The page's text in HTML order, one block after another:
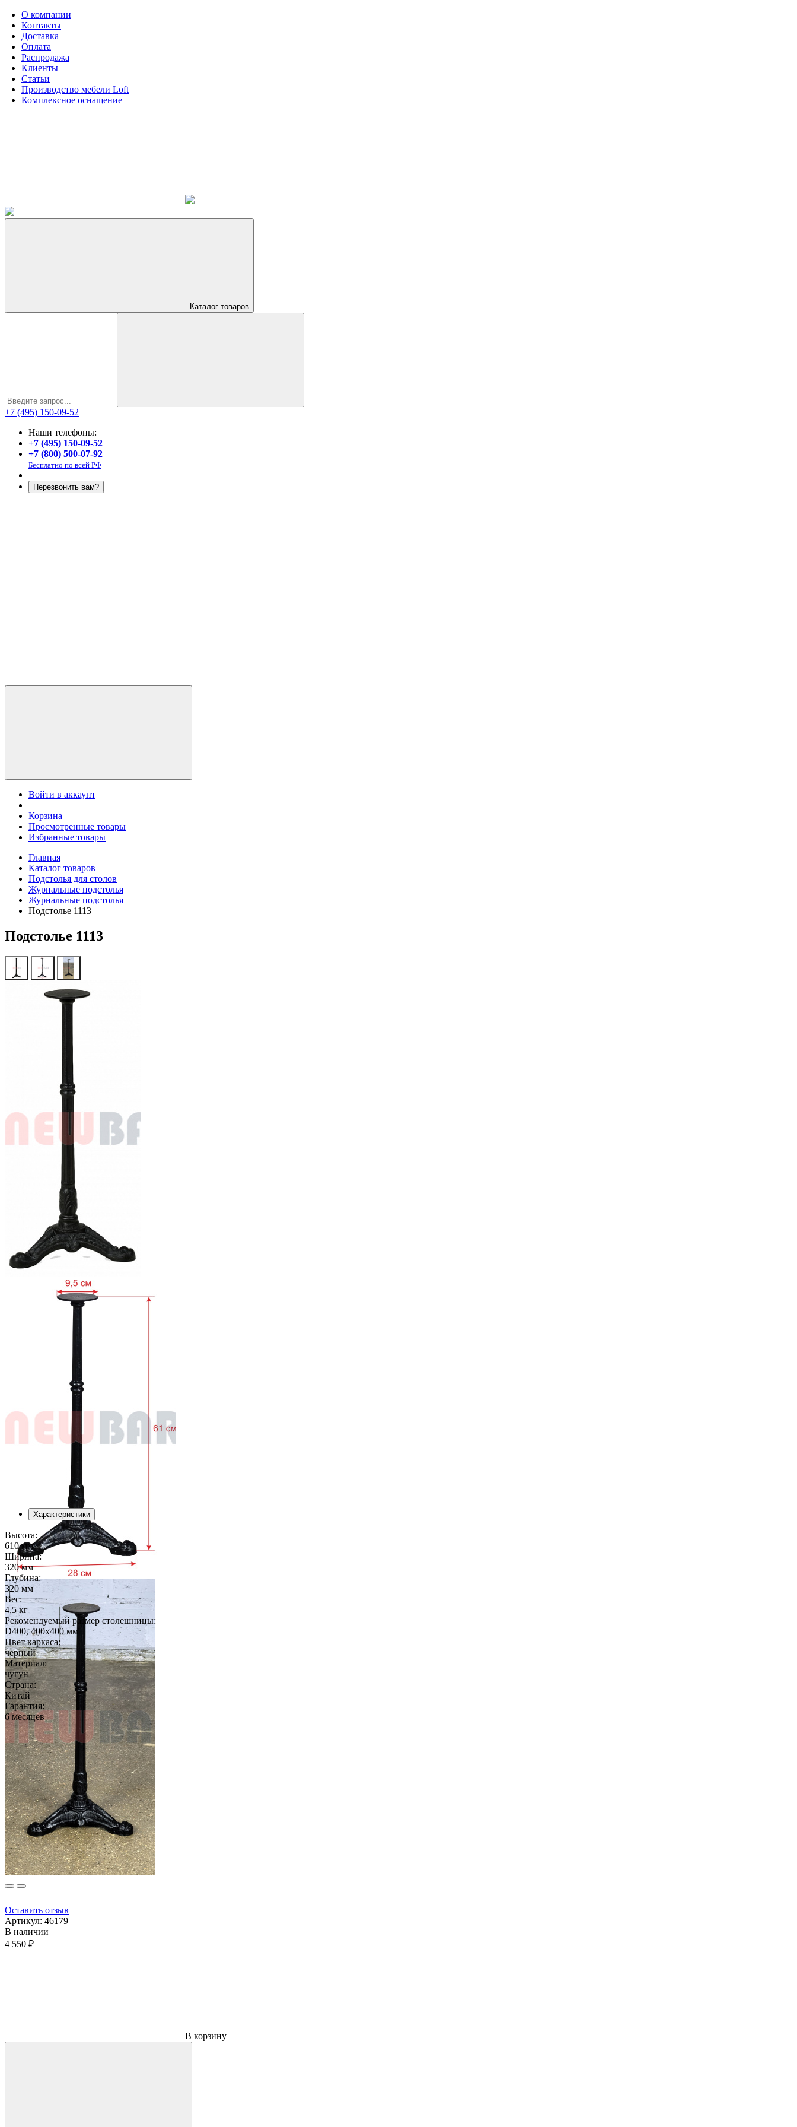
О компании
Контакты
Доставка
Оплата
Распродажа
Клиенты
Статьи
Производство мебели Loft
Комплексное оснащение
Каталог товаров
+7 (495) 150-09-52
Наши телефоны:
+7 (495) 150-09-52
+7 (800) 500-07-92
Бесплатно по всей РФ
Перезвонить вам?
Войти в аккаунт
Корзина
Просмотренные товары
Избранные товары
Главная
Каталог товаров
Подстолья для столов
Журнальные подстолья
Журнальные подстолья
Подстолье 1113
Подстолье 1113
Характеристики
Высота:
610 мм
Ширина:
320 мм
Глубина:
320 мм
Вес:
4,5 кг
Рекомендуемый размер столешницы:
D400, 400х400 мм
Цвет каркаса:
черный
Материал:
чугун
Страна:
Китай
Гарантия:
6 месяцев
Оставить отзыв
Артикул: 46179
В наличии
4 550 ₽
В корзину